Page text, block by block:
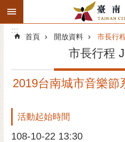
跳到主要內容區塊
搜
階
精彩府城
市府動態
市府團隊
:::
:::
首頁 開放資料 市長行
市長行程
2019台南城市音樂節
活動起始時間
108-10-22 13:30